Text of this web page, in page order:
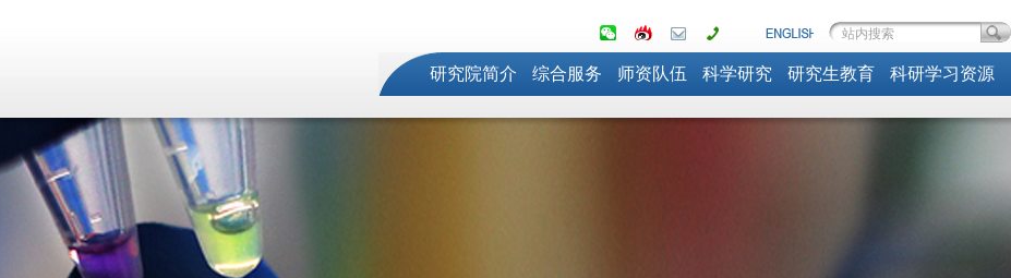
研究院简介 综合服务 师资队伍 科学研究 研究生教育 科研学习资源